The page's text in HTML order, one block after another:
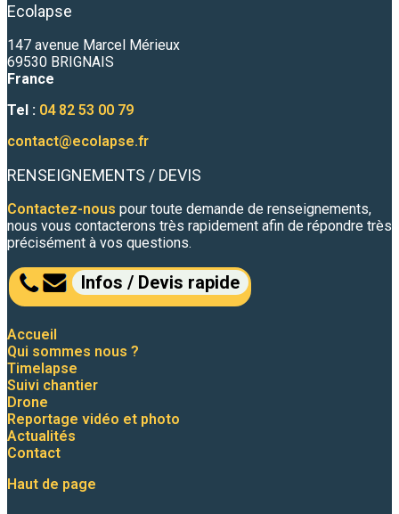
Ecolapse
147 avenue Marcel Mérieux
69530 BRIGNAIS
France
Tel : 04 82 53 00 79
contact@ecolapse.fr
RENSEIGNEMENTS / DEVIS
Contactez-nous pour toute demande de renseignements,
nous vous contacterons très rapidement afin de répondre très
précisément à vos questions.
Infos / Devis rapide
Accueil
Qui sommes nous ?
Timelapse
Suivi chantier
Drone
Reportage vidéo et photo
Actualités
Contact
Haut de page